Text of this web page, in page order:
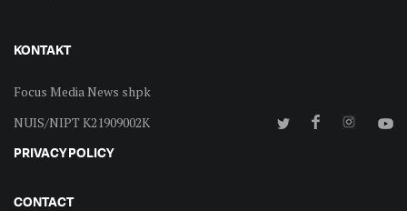
KONTAKT
Focus Media News shpk
NUIS/NIPT K21909002K
PRIVACY POLICY
CONTACT